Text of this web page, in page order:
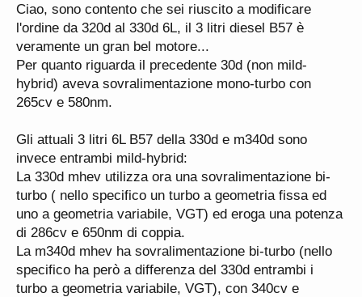
Ciao, sono contento che sei riuscito a modificare
l'ordine da 320d al 330d 6L, il 3 litri diesel B57 è
veramente un gran bel motore...
Per quanto riguarda il precedente 30d (non mild-
hybrid) aveva sovralimentazione mono-turbo con
265cv e 580nm.
Gli attuali 3 litri 6L B57 della 330d e m340d sono
invece entrambi mild-hybrid:
La 330d mhev utilizza ora una sovralimentazione bi-
turbo ( nello specifico un turbo a geometria fissa ed
uno a geometria variabile, VGT) ed eroga una potenza
di 286cv e 650nm di coppia.
La m340d mhev ha sovralimentazione bi-turbo (nello
specifico ha però a differenza del 330d entrambi i
turbo a geometria variabile, VGT), con 340cv e